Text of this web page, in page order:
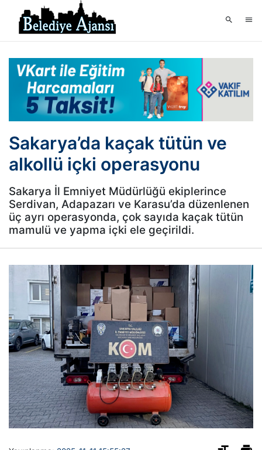
Sakarya’da kaçak tütün ve
alkollü içki operasyonu
Sakarya İl Emniyet Müdürlüğü ekiplerince
Serdivan, Adapazarı ve Karasu’da düzenlenen
üç ayrı operasyonda, çok sayıda kaçak tütün
mamulü ve yapma içki ele geçirildi.